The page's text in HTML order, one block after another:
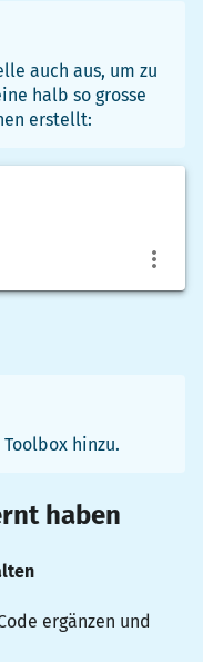
auch aus, um zu
halb so grosse
erstellt:
hinzu.
haben
ergänzen und